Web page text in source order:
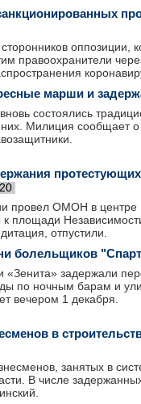
оппозиции,
правоохранители
марши и
состоялись
Милиция сообщает
провел ОМОН в
площади
отпустили.
болельщиков
задержали
по ночным барам и
вечером 1 декабря.
в
занятых в
В числе